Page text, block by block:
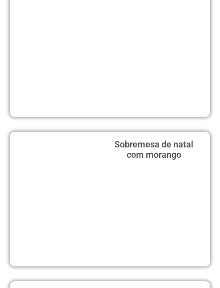
Sobremesa de natal
com morango